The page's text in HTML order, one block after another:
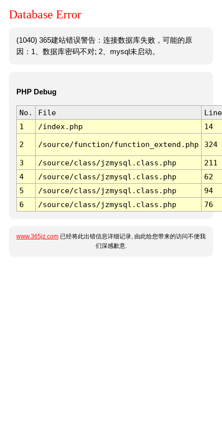
Database Error
(1040) 365建站错误警告：连接数据库失败，可能的原
因：1、数据库密码不对; 2、mysql未启动。
PHP Debug
No. File
Line
1
/index.php 14
2 /source/function/function_extend.php 324
3 /source/class/jzmysql.class.php
211
4
/source/class/jzmysql.class.php
62
5
/source/class/jzmysql.class.php
94
6
/source/class/jzmysql.class.php 76
www.365jz.com 已经将此出错信息详细记录, 由此给您带来的访问不便我
们深感歉意.